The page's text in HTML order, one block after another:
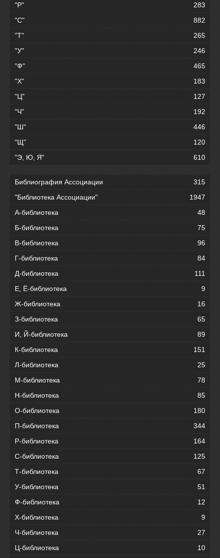
"Р"
283
"С"
882
"Т"
265
"У"
246
"Ф"
465
"Х"
183
"Ц"
127
"Ч"
192
"Ш"
446
"Щ"
120
"Э, Ю, Я"
610
Библиография Ассоциации
315
"Библиотека Ассоциации"
1947
А-библиотека
48
Б-библиотека
75
В-библиотека
96
Г-библиотека
84
Д-библиотека
111
Е, Ё-библиотека
9
Ж-библиотека
16
З-библиотека
65
И, Й-библиотека
89
К-библиотека
151
Л-библиотека
25
М-библиотека
78
Н-библиотека
85
О-библиотека
180
П-библиотека
344
Р-библиотека
164
С-библиотека
125
Т-библиотека
67
У-библиотека
51
Ф-библиотека
12
Х-библиотека
9
Ч-библиотека
27
Ц-библиотека
10